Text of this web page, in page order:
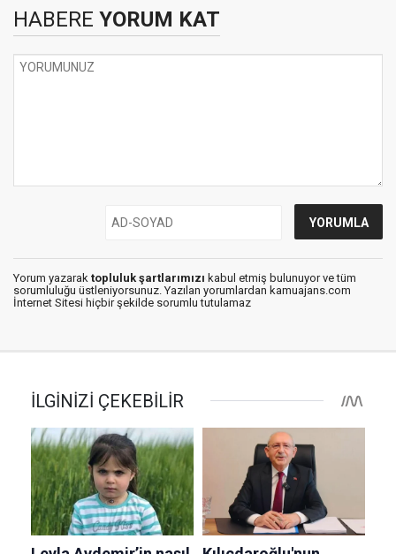
HABERE YORUM KAT
Yorum yazarak topluluk şartlarımızı kabul etmiş bulunuyor ve tüm
sorumluluğu üstleniyorsunuz. Yazılan yorumlardan kamuajans.com
İnternet Sitesi hiçbir şekilde sorumlu tutulamaz